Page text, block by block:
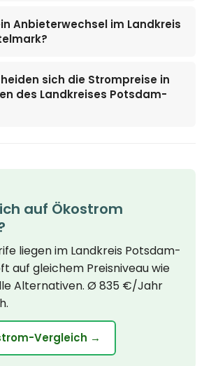
Anbieterwechsel im Landkreis
sich die Strompreise in
des Landkreises Potsdam-
auf Ökostrom
liegen im Landkreis Potsdam-
auf gleichem Preisniveau wie
Alternativen. Ø 835 €/Jahr
Vergleich →